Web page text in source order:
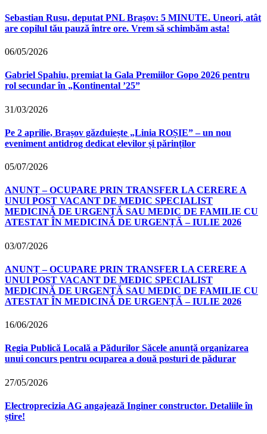
Sebastian Rusu, deputat PNL Brașov: 5 MINUTE. Uneori, atât
are copilul tău pauză între ore. Vrem să schimbăm asta!
06/05/2026
Gabriel Spahiu, premiat la Gala Premiilor Gopo 2026 pentru
rol secundar în „Kontinental ’25”
31/03/2026
Pe 2 aprilie, Brașov găzduiește „Linia ROȘIE” – un nou
eveniment antidrog dedicat elevilor și părinților
05/07/2026
ANUNȚ – OCUPARE PRIN TRANSFER LA CERERE A
UNUI POST VACANT DE MEDIC SPECIALIST
MEDICINĂ DE URGENȚĂ SAU MEDIC DE FAMILIE CU
ATESTAT ÎN MEDICINĂ DE URGENȚĂ – IULIE 2026
03/07/2026
ANUNȚ – OCUPARE PRIN TRANSFER LA CERERE A
UNUI POST VACANT DE MEDIC SPECIALIST
MEDICINĂ DE URGENȚĂ SAU MEDIC DE FAMILIE CU
ATESTAT ÎN MEDICINĂ DE URGENȚĂ – IULIE 2026
16/06/2026
Regia Publică Locală a Pădurilor Săcele anunță organizarea
unui concurs pentru ocuparea a două posturi de pădurar
27/05/2026
Electroprecizia AG angajează Inginer constructor. Detaliile în
știre!